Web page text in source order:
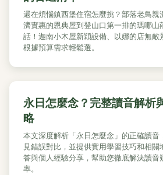
還在煩惱鎮西堡住宿怎麼挑？部落老鳥親
濟實惠的恩典屋到登山口第一排的瑪哪山
話！迦南小木屋新穎設備、以娜的店無敵
根據預算需求輕鬆選。
永日怎麼念？完整讀音解析
略
本文深度解析「永日怎麼念」的正確讀音
見錯誤對比，並提供實用學習技巧和相關
答與個人經驗分享，幫助您徹底解決讀音
率。